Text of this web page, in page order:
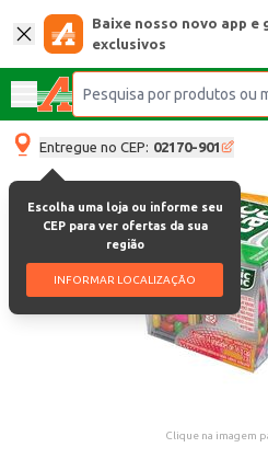
Baixe nosso novo app e
exclusivos
Entregue no CEP: 02170-901
Escolha uma loja ou informe seu
CEP para ver ofertas da sua
região
INFORMAR LOCALIZAÇÃO
Clique na imagem